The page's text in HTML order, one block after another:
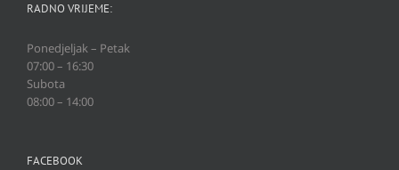
RADNO VRIJEME:
Ponedjeljak – Petak
07:00 – 16:30
Subota
08:00 – 14:00
FACEBOOK